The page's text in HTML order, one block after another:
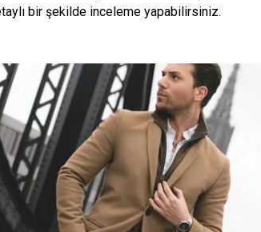
bir şekilde inceleme yapabilirsiniz.